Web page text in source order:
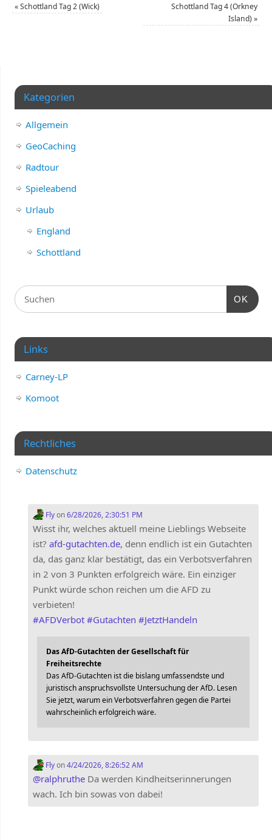
«Schottland Tag 2 (Wick)
Schottland Tag 4 (Orkney
Island)»
Kategorien
Allgemein
GeoCaching
Radtour
Spieleabend
Urlaub
England
Schottland
OK
Links
Carney-LP
Komoot
Rechtliches
Datenschutz
Flyon6/28/2026, 2:30:51 PM
Wisst ihr, welches aktuell meine Lieblings Webseite
ist? afd-gutachten.de, denn endlich ist ein Gutachten
da, das ganz klar bestätigt, das ein Verbotsverfahren
in 2 von 3 Punkten erfolgreich wäre. Ein einziger
Punkt würde schon reichen um die AFD zu
verbieten!
#AFDVerbot #Gutachten #JetztHandeln
Das AfD-Gutachten der Gesellschaft für
Freiheitsrechte
Das AfD-Gutachten ist die bislang umfassendste und
juristisch anspruchsvollste Untersuchung der AfD. Lesen
Sie jetzt, warum ein Verbotsverfahren gegen die Partei
wahrscheinlich erfolgreich wäre.
Flyon4/24/2026, 8:26:52 AM
@ralphrutheDa werden Kindheitserinnerungen
wach. Ich bin sowas von dabei!